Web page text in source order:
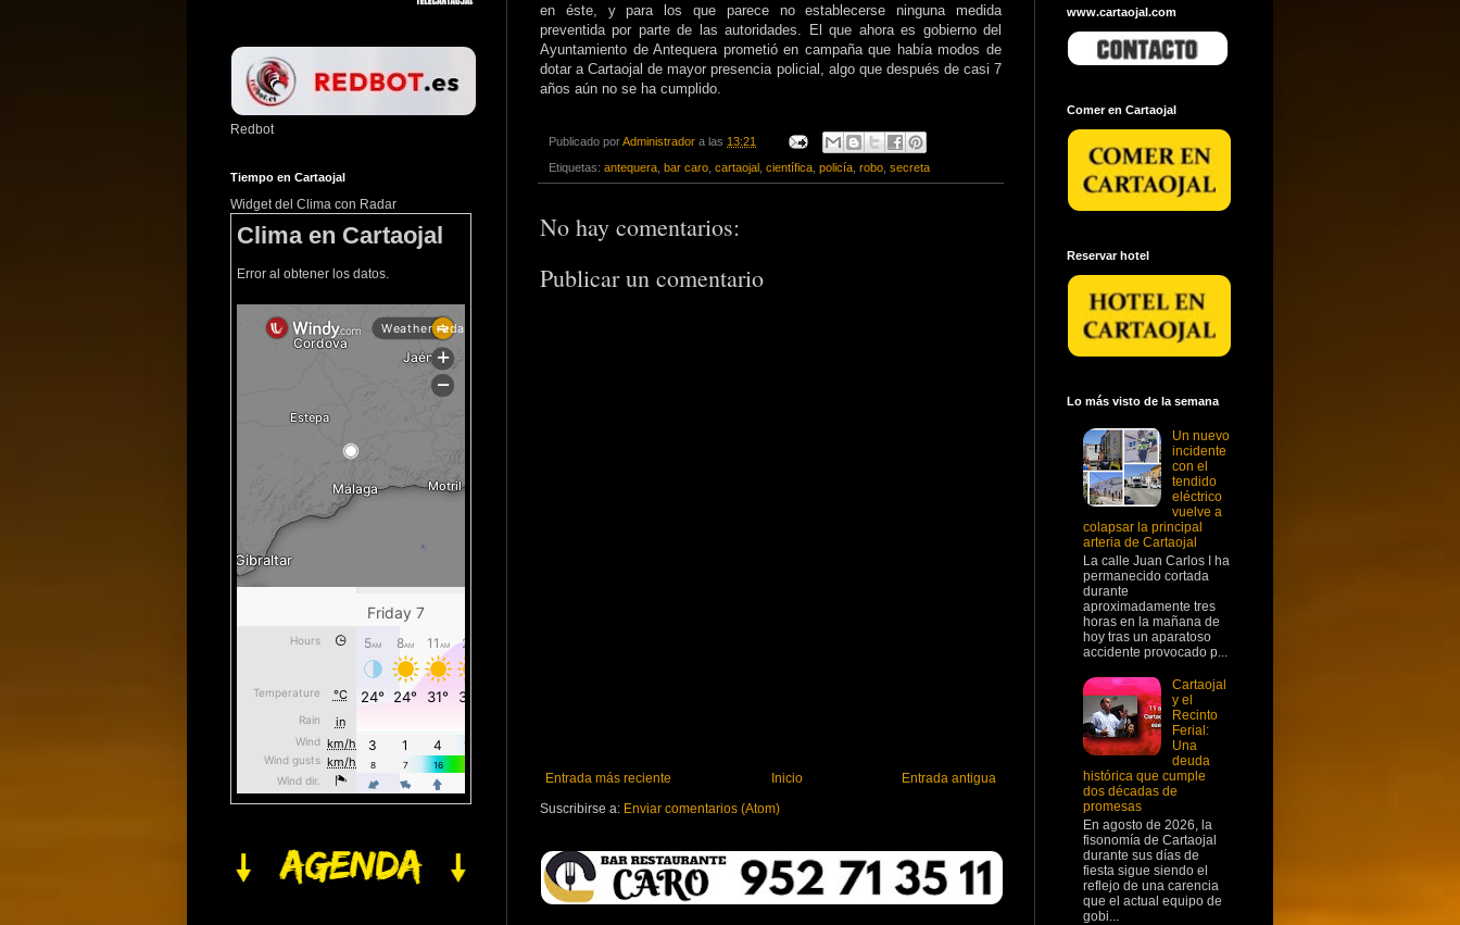
en éste, y para los que parece no establecerse ninguna medida
preventida por parte de las autoridades. El que ahora es gobierno del
Ayuntamiento de Antequera prometió en campaña que había modos de
dotar a Cartaojal de mayor presencia policial, algo que después de casi 7
años aún no se ha cumplido.
Publicado porAdministrador a las 13:21
Etiquetas: antequera bar caro cartaojal científica policía robo secreta
No hay comentarios:
Publicar un comentario
Entrada más reciente Entrada antigua
Inicio
Suscribirse a: Enviar comentarios (Atom)
Redbot
Tiempo en Cartaojal
Widget del Clima con Radar
Clima en Cartaojal
Error al obtener los datos.
www.cartaojal.com
Comer en Cartaojal
Reservar hotel
Lo más visto de la semana
Un nuevo
incidente
con el
tendido
eléctrico
vuelve a
colapsar la principal
arteria de Cartaojal
La calle Juan Carlos I ha
permanecido cortada
durante
aproximadamente tres
horas en la mañana de
hoy tras un aparatoso
accidente provocado p...
Cartaojal
y el
Recinto
Ferial:
Una
deuda
histórica que cumple
dos décadas de
promesas
En agosto de 2026, la
fisonomía de Cartaojal
durante sus días de
fiesta sigue siendo el
reflejo de una carencia
que el actual equipo de
gobi...